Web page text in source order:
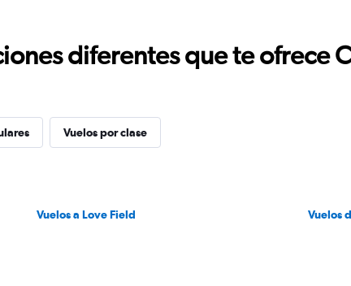
diferentes que te ofrece
Vuelos por clase
Vuelos a Love Field
Vuelos